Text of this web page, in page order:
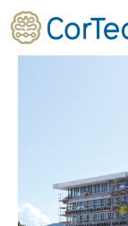
Skip
to
content